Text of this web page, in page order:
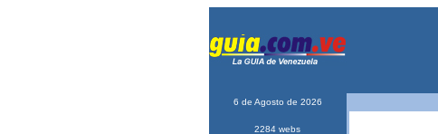
6 de Agosto de 2026
2284 webs